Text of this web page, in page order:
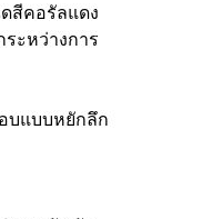
สีคอรัลแดง
ะหว่างการ
บแบบหยักลึก